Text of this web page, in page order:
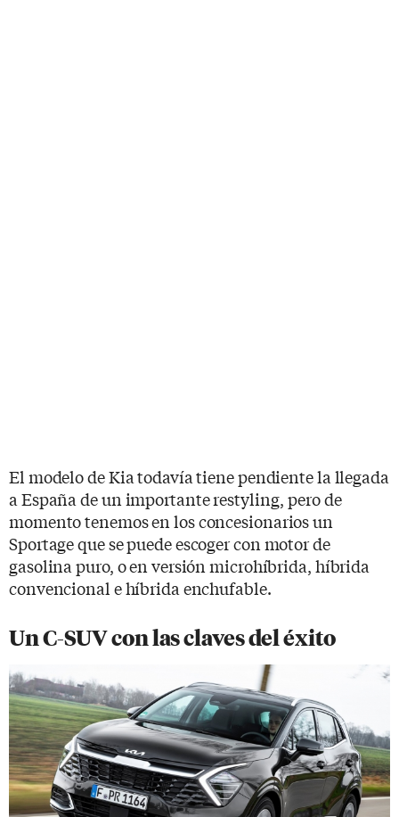
El modelo de Kia todavía tiene pendiente la llegada
a España de un importante restyling, pero de
momento tenemos en los concesionarios un
Sportage que se puede escoger con motor de
gasolina puro, o en versión microhíbrida, híbrida
convencional e híbrida enchufable.
Un C-SUV con las claves del éxito